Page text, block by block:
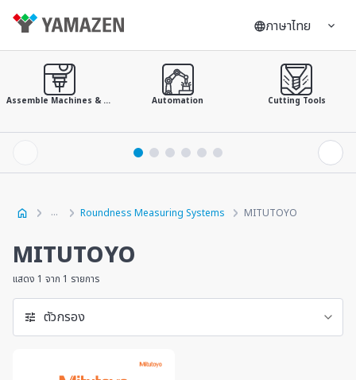
ภาษาไทย
Assemble Machines & Tools Automation Cutting Tools
Roundness Measuring Systems MITUTOYO
MITUTOYO
แสดง 1 จาก 1 รายการ
ตัวกรอง